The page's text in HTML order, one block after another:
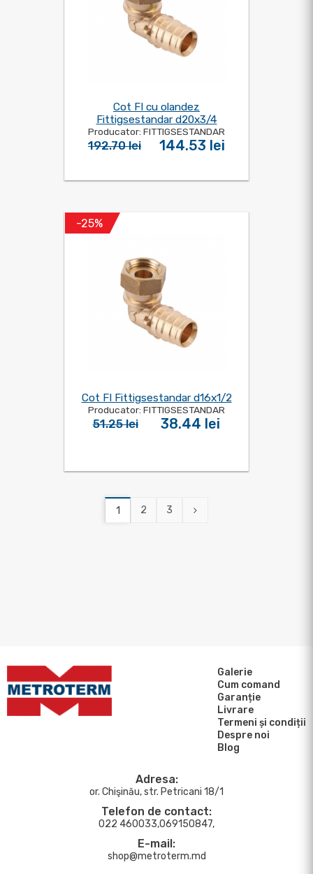
Cot FI cu olandez
Fittigsestandar d20x3/4
Producator: FITTIGSESTANDAR
192.70 lei 144.53 lei
-25%
Cot FI Fittigsestandar d16x1/2
Producator: FITTIGSESTANDAR
51.25 lei 38.44 lei
1 2 3
Galerie
Cum comand
Garanție
Livrare
Termeni și condiții
Despre noi
Blog
Adresa:
or. Chişinău, str. Petricani 18/1
Telefon de contact:
022 460033,069150847,
E-mail:
shop@metroterm.md